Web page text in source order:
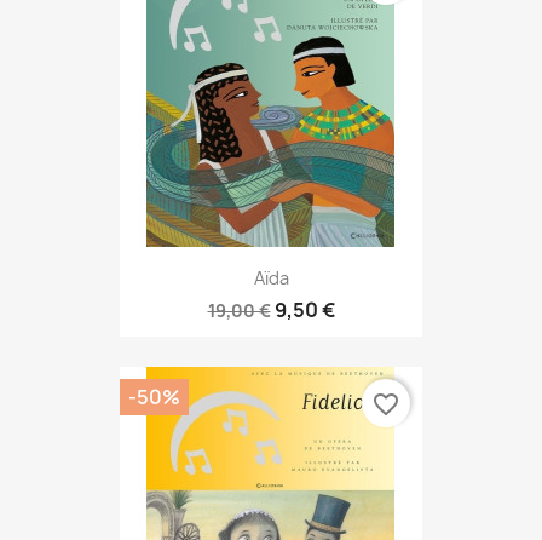
Aïda
19,00 € 9,50 €
-50% favorite_border